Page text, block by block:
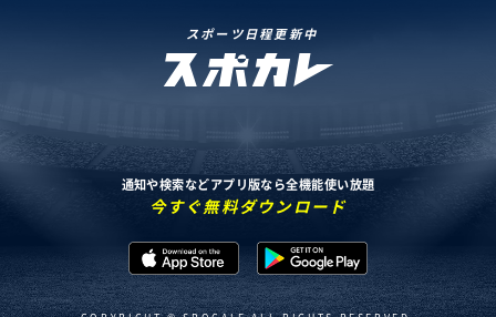
スポーツ日程更新中
通知や検索などアプリ版なら全機能使い放題
今すぐ無料ダウンロード